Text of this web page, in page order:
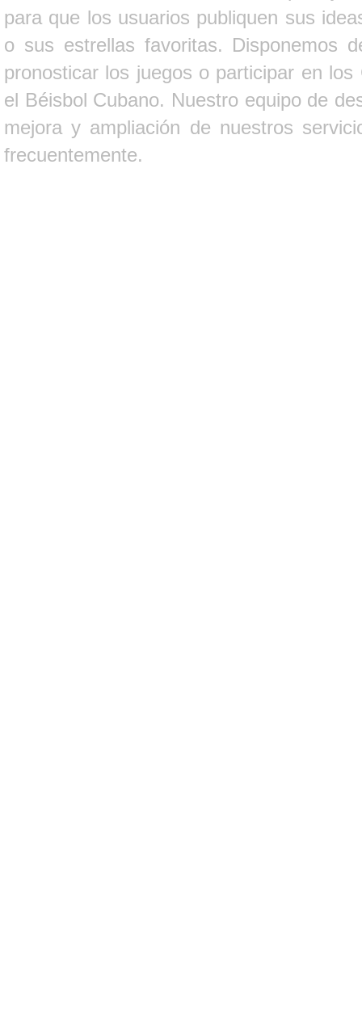
para que los usuarios publiquen sus
o sus estrellas favoritas. Disponemos
pronosticar los juegos o participar en
el Béisbol Cubano. Nuestro equipo de
mejora y ampliación de nuestros
frecuentemente.